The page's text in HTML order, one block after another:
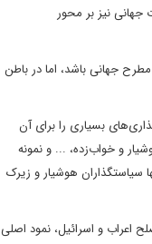
جهانی نیز بر محور
جهانی باشد، اما در باطن
بسیاری را برای آن
و خواب‌زده، ... و نمونه
سیاستگذاران هوشیار و زیرک
اعراب و اسرائیل، نمود اصلی